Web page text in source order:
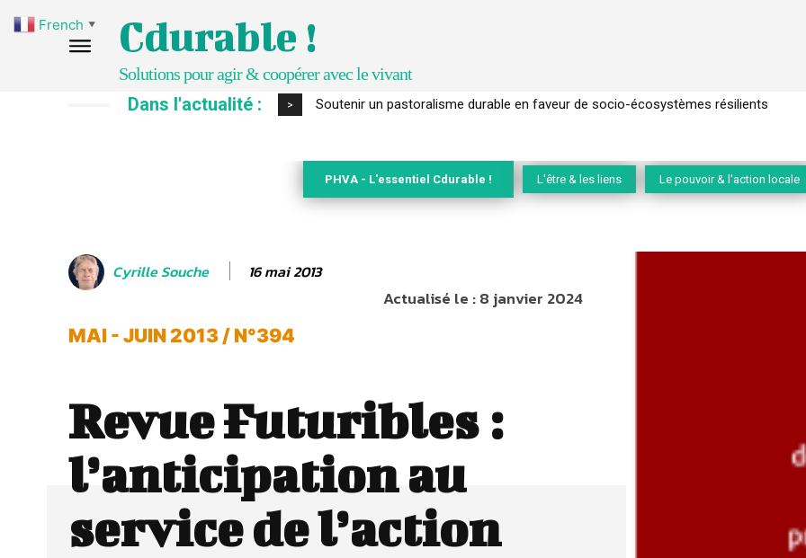
Cdurable !
Solutions pour agir & coopérer avec le vivant
Dans l'actualité : > S’inspirer de l’arbre pour un modèle économique régénératif du vivant …
PHVA - L'essentiel Cdurable ! L'être & les liens Le pouvoir & l'action locale
Cyrille Souche 16 mai 2013
Actualisé le :8 janvier 2024
MAI - JUIN 2013 / N°394
Revue Futuribles :
l’anticipation au
service de l’action
French ▼